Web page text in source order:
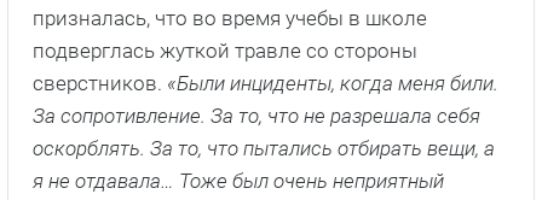
призналась, что во время учебы в школе
подверглась жуткой травле со стороны
сверстников. «Были инциденты, когда меня били.
За сопротивление. За то, что не разрешала себя
оскорблять. За то, что пытались отбирать вещи, а
я не отдавала… Тоже был очень неприятный